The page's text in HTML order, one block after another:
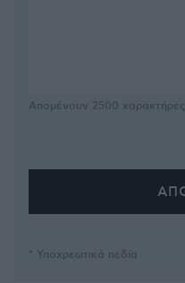
Απομένουν 2500 χαρακτήρες
* Υποχρεωτικά πεδία